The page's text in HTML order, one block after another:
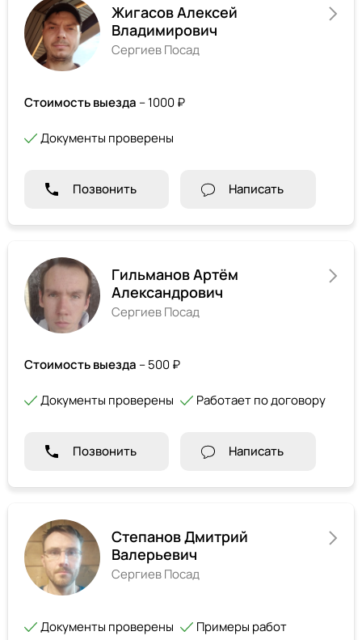
Жигасов Алексей
Владимирович
Сергиев Посад
Стоимость выезда – 1000 ₽
Документы проверены
Позвонить Написать
Гильманов Артём
Александрович
Сергиев Посад
Стоимость выезда – 500 ₽
Документы проверены Работает по договору
Позвонить Написать
Степанов Дмитрий
Валерьевич
Сергиев Посад
Документы проверены
Примеры работ